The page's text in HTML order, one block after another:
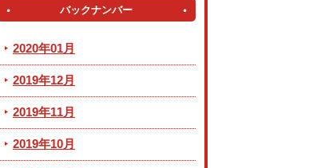
バックナンバー
2020年01月
2019年12月
2019年11月
2019年10月